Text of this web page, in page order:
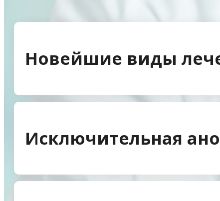
Новейшие виды
Исключительная